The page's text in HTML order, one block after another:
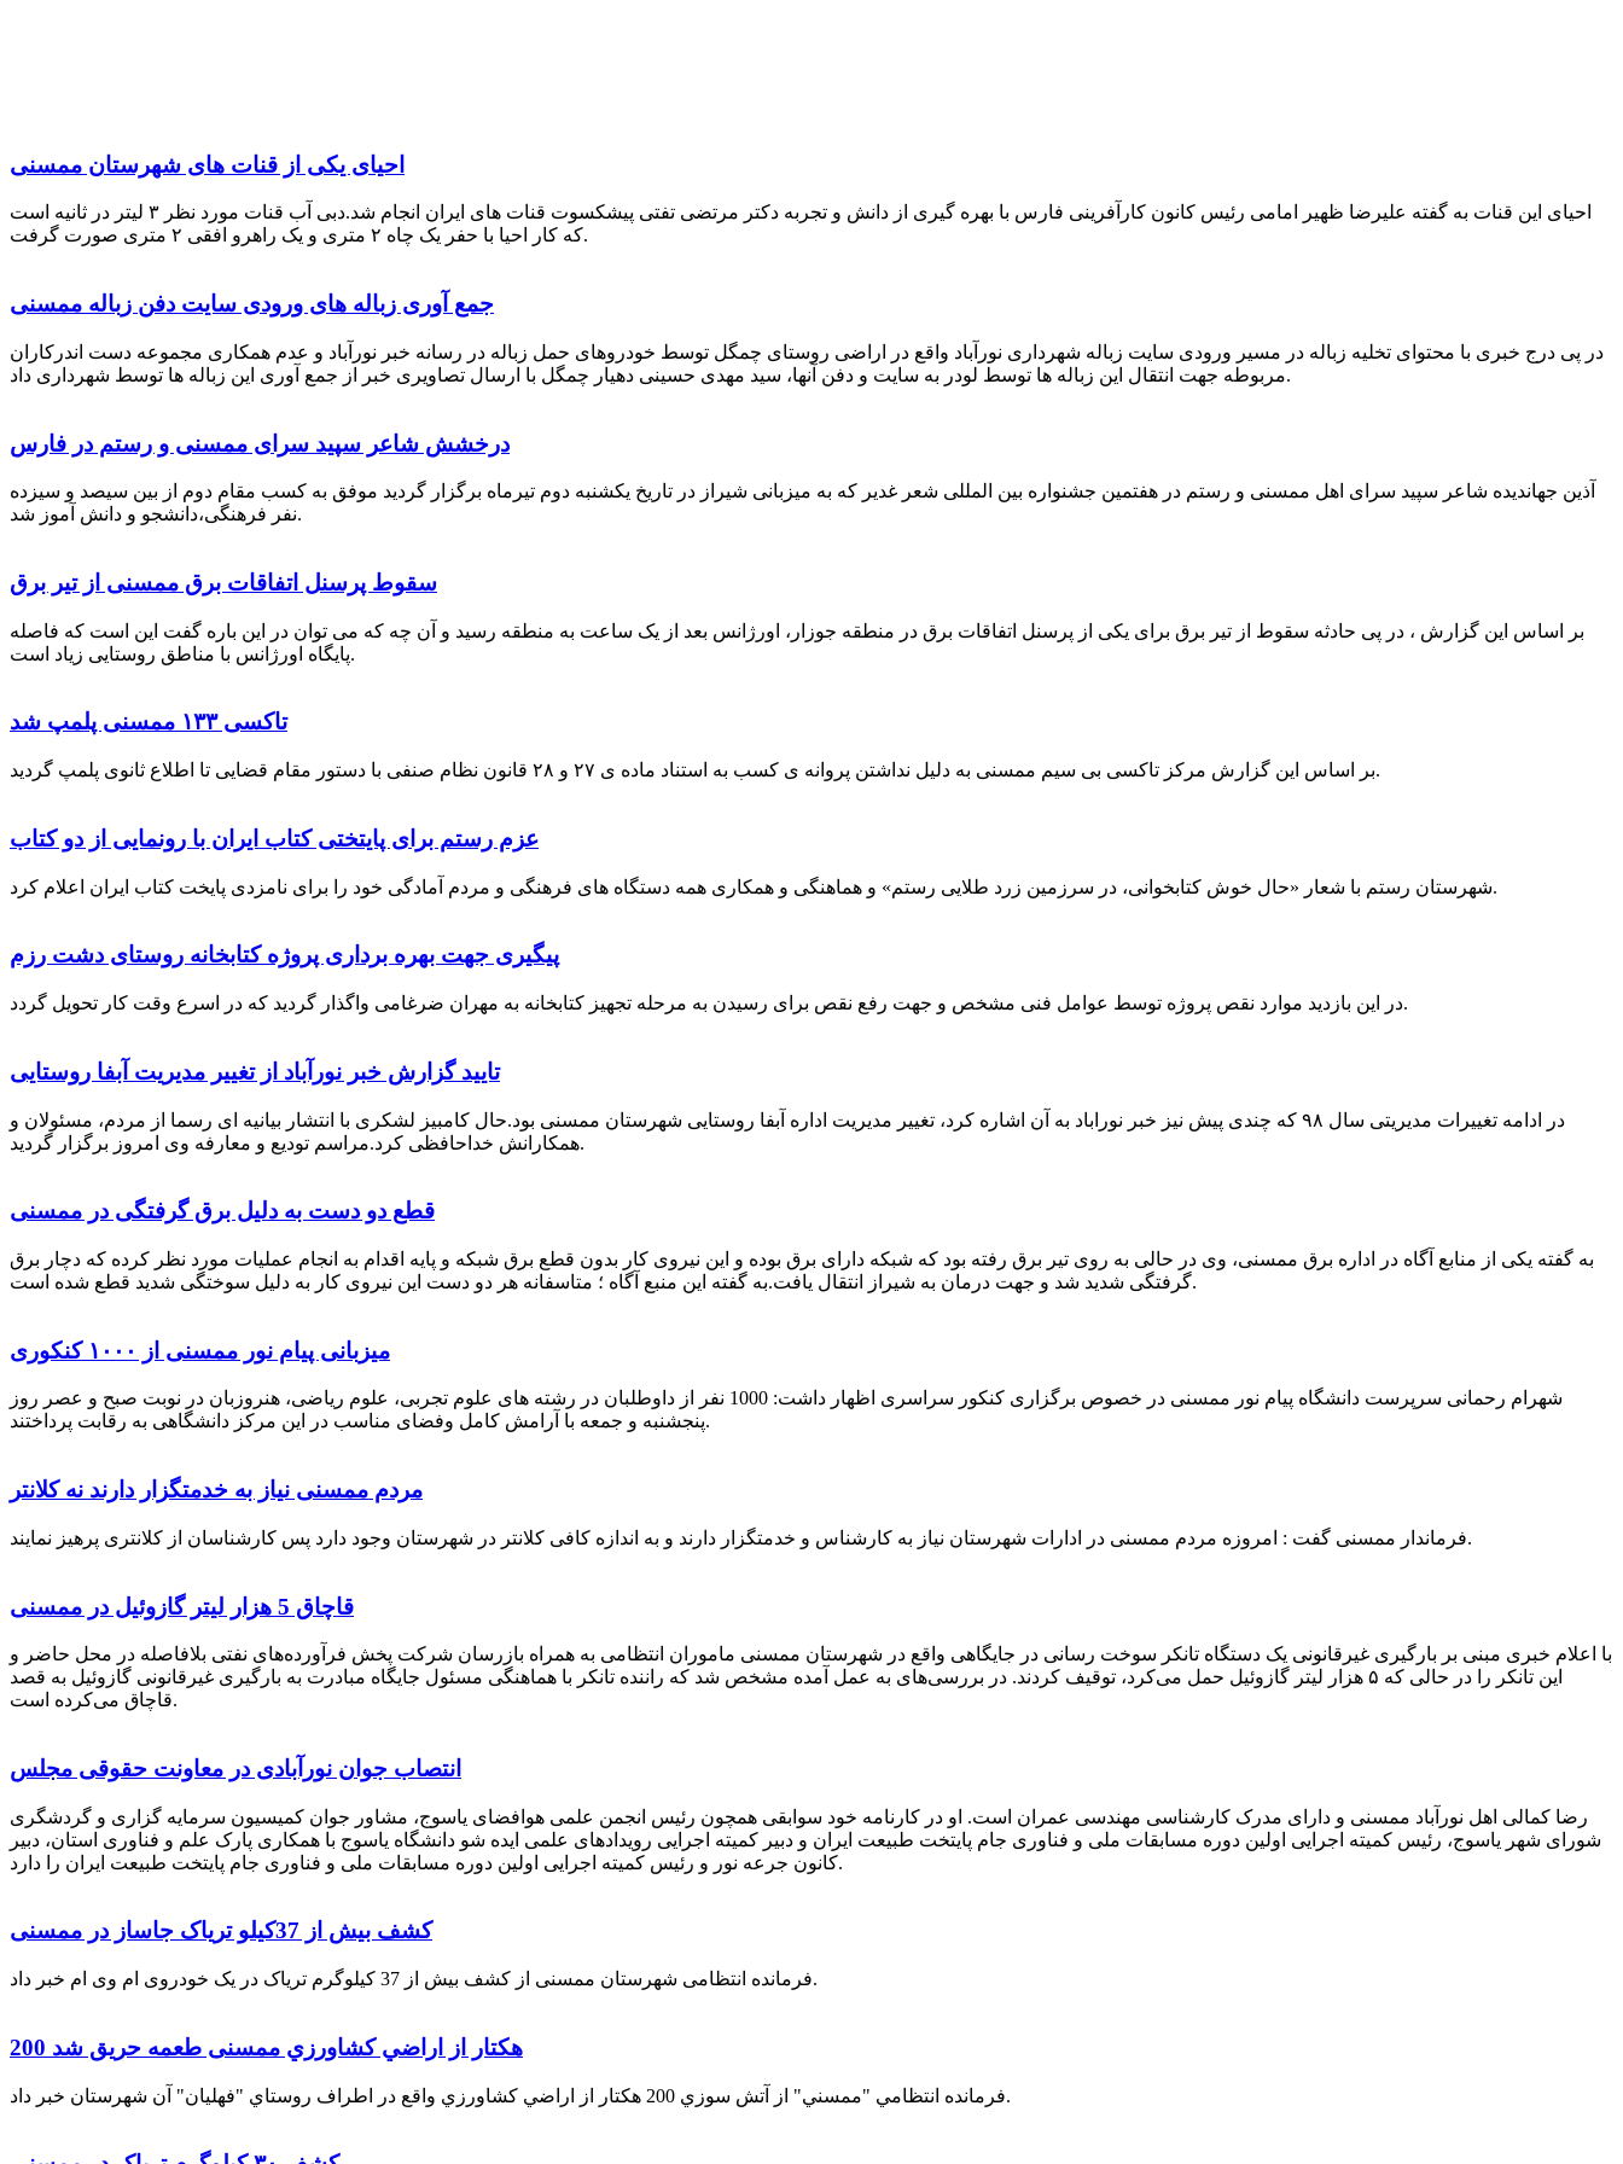
احیای یکی از قنات های شهرستان ممسنی
احیای این قنات به گفته علیرضا ظهیر امامی رئیس کانون کارآفرینی فارس با بهره گیری از دانش و تجربه دکتر مرتضی تفتی پیشکسوت قنات های ایران انجام شد.دبی آب قنات مورد نظر ۳ لیتر در ثانیه است
که کار احیا با حفر یک چاه ۲ متری و یک راهرو افقی ۲ متری صورت گرفت.
جمع آوری زباله های ورودی سایت دفن زباله ممسنی
در پی درج خبری با محتوای تخلیه زباله در مسیر ورودی سایت زباله شهرداری نورآباد واقع در اراضی روستای چمگل توسط خودروهای حمل زباله در رسانه خبر نورآباد و عدم همکاری مجموعه دست اندرکاران
مربوطه جهت انتقال این زباله ها توسط لودر به سایت و دفن آنها، سید مهدی حسینی دهیار چمگل با ارسال تصاویری خبر از جمع آوری این زباله ها توسط شهرداری داد.
درخشش شاعر سپید سرای ممسنی و رستم در فارس
آذین جهاندیده شاعر سپید سرای اهل ممسنی و رستم در هفتمین جشنواره بین المللی شعر غدیر که به میزبانی شیراز در تاریخ یکشنبه دوم تیرماه برگزار گردید موفق به کسب مقام دوم از بین سیصد و سیزده
نفر فرهنگی،دانشجو و دانش آموز شد.
سقوط پرسنل اتفاقات برق ممسنی از تیر برق
بر اساس این گزارش ، در پی حادثه سقوط از تیر برق برای یکی از پرسنل اتفاقات برق در منطقه جوزار، اورژانس بعد از یک ساعت به منطقه رسید و آن چه که می توان در این باره گفت این است که فاصله
پایگاه اورژانس با مناطق روستایی زیاد است.
تاکسی ۱۳۳ ممسنی پلمپ شد
بر اساس این گزارش مرکز تاکسی بی سیم ممسنی به دلیل نداشتن پروانه ی کسب به استناد ماده ی ۲۷ و ۲۸ قانون نظام صنفی با دستور مقام قضایی تا اطلاع ثانوی پلمپ گردید.
عزم رستم برای پایتختی کتاب ایران با رونمایی از دو کتاب
شهرستان رستم با شعار «حال خوش کتابخوانی، در سرزمین زرد طلایی رستم» و هماهنگی و همکاری همه دستگاه های فرهنگی و مردم آمادگی خود را برای نامزدی پایخت کتاب ایران اعلام کرد.
پیگیری جهت بهره برداری پروژه کتابخانه روستای دشت رزم
در این بازدید موارد نقص پروژه توسط عوامل فنی مشخص و جهت رفع نقص برای رسیدن به مرحله تجهیز کتابخانه به مهران ضرغامی واگذار گردید که در اسرع وقت کار تحویل گردد.
تایید گزارش خبر نورآباد از تغییر مدیریت آبفا روستایی
در ادامه تغییرات مدیریتی سال ۹۸ که چندی پیش نیز خبر نوراباد به آن اشاره کرد، تغییر مدیریت اداره آبفا روستایی شهرستان ممسنی بود.حال کامبیز لشکری با انتشار بیانیه ای رسما از مردم، مسئولان و
همکارانش خداحافظی کرد.مراسم تودیع و معارفه وی امروز برگزار گردید.
قطع دو دست به دلیل برق گرفتگی در ممسنی
به گفته یکی از منابع آگاه در اداره برق ممسنی، وی در حالی به روی تیر برق رفته بود که شبکه دارای برق بوده و این نیروی کار بدون قطع برق شبکه و پایه اقدام به انجام عملیات مورد نظر کرده که دچار برق
گرفتگی شدید شد و جهت درمان به شیراز انتقال یافت.به گفته این منبع آگاه ؛ متاسفانه هر دو دست این نیروی کار به دلیل سوختگی شدید قطع شده است.
میزبانی پیام نور ممسنی از ۱۰۰۰ کنکوری
شهرام رحمانی سرپرست دانشگاه پیام نور ممسنی در خصوص برگزاری کنکور سراسری اظهار داشت: 1000 نفر از داوطلبان در رشته های علوم تجربی، علوم ریاضی، هنروزبان در نوبت صبح و عصر روز
پنجشنبه و جمعه با آرامش کامل وفضای مناسب در این مرکز دانشگاهی به رقابت پرداختند.
مردم ممسنی نیاز به خدمتگزار دارند نه کلانتر
فرماندار ممسنی گفت : امروزه مردم ممسنی در ادارات شهرستان نیاز به کارشناس و خدمتگزار دارند و به اندازه کافی کلانتر در شهرستان وجود دارد پس کارشناسان از کلانتری پرهیز نمایند.
قاچاق 5 هزار لیتر گازوئیل در ممسنی
با اعلام خبری مبنی بر بارگیری غیرقانونی یک دستگاه تانکر سوخت رسانی در جایگاهی واقع در شهرستان ممسنی ماموران انتظامی به همراه بازرسان شرکت پخش فرآورده‌های نفتی بلافاصله در محل حاضر و
این تانکر را در حالی که ۵ هزار لیتر گازوئیل حمل می‌کرد، توقیف کردند. در بررسی‌های به عمل آمده مشخص شد که راننده تانکر با هماهنگی مسئول جایگاه مبادرت به بارگیری غیرقانونی گازوئیل به قصد
قاچاق می‌کرده است.
انتصاب جوان نورآبادی در معاونت حقوقی مجلس
رضا کمالی اهل نورآباد ممسنی و دارای مدرک کارشناسی مهندسی عمران است. او در کارنامه خود سوابقی همچون رئیس انجمن علمی هوافضای یاسوج، مشاور جوان کمیسیون سرمایه گزاری و گردشگری
شورای شهر یاسوج، رئیس کمیته اجرایی اولین دوره مسابقات ملی و فناوری جام پایتخت طبیعت ایران و دبیر کمیته اجرایی رویدادهای علمی ایده شو دانشگاه یاسوج با همکاری پارک علم و فناوری استان، دبیر
کانون جرعه نور و رئیس کمیته اجرایی اولین دوره مسابقات ملی و فناوری جام پایتخت طبیعت ایران را دارد.
کشف بیش از 37کیلو تریاک جاساز در ممسنی
فرمانده انتظامی شهرستان ممسنی از کشف بیش از 37 کیلوگرم تریاک در یک خودروی ام وی ام خبر داد.
200 هكتار از اراضي كشاورزي ممسنی طعمه حریق شد
فرمانده انتظامي "ممسني" از آتش سوزي 200 هكتار از اراضي كشاورزي واقع در اطراف روستاي "فهلیان" آن شهرستان خبر داد.